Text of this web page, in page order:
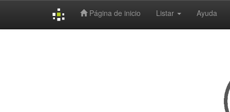
Página de inicio Listar Ayuda